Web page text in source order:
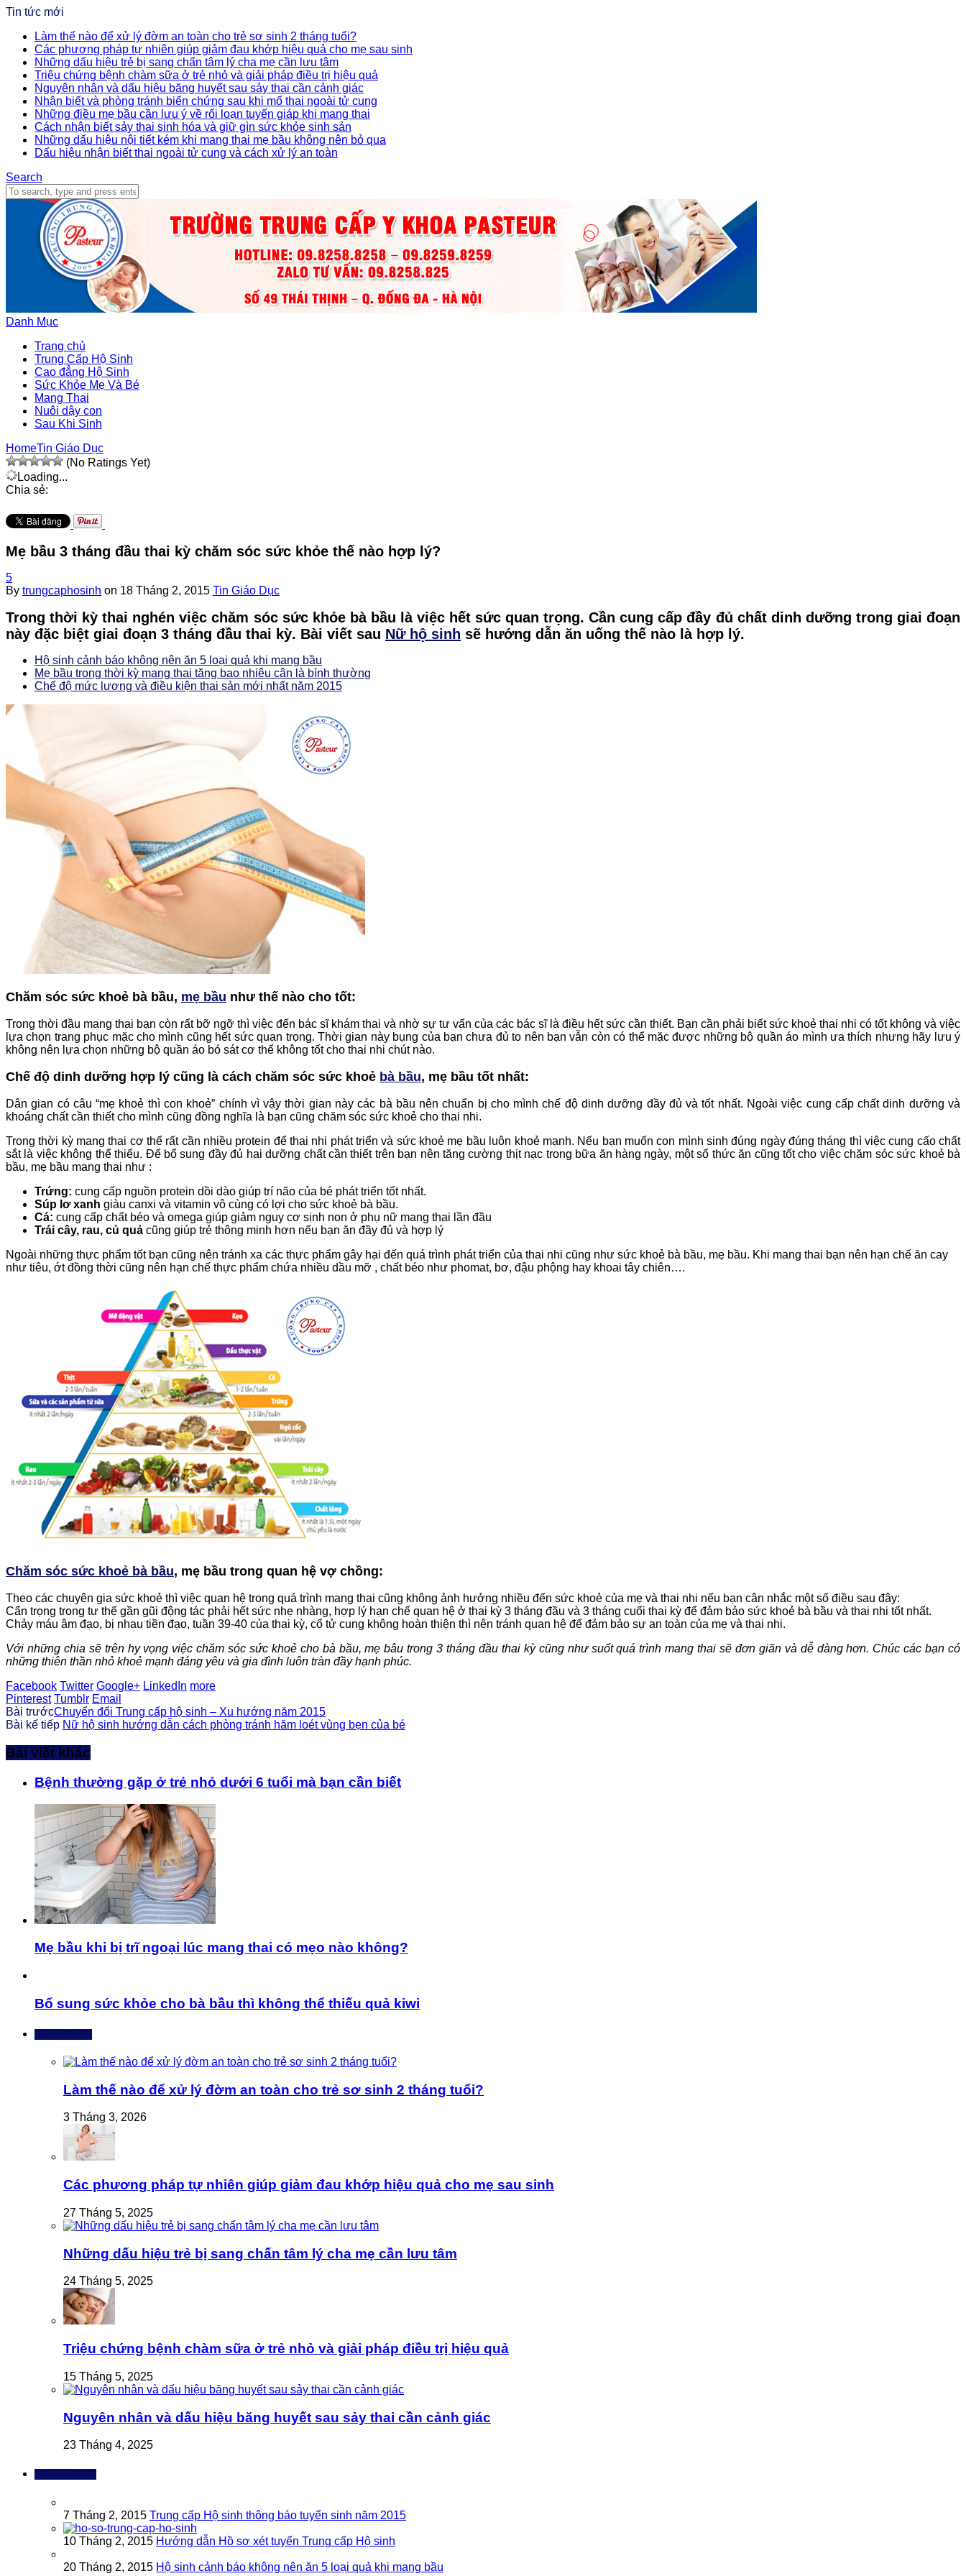
Tin tức mới
Làm thế nào để xử lý đờm an toàn cho trẻ sơ sinh 2 tháng tuổi?
Các phương pháp tự nhiên giúp giảm đau khớp hiệu quả cho mẹ sau sinh
Những dấu hiệu trẻ bị sang chấn tâm lý cha mẹ cần lưu tâm
Triệu chứng bệnh chàm sữa ở trẻ nhỏ và giải pháp điều trị hiệu quả
Nguyên nhân và dấu hiệu băng huyết sau sảy thai cần cảnh giác
Nhận biết và phòng tránh biến chứng sau khi mổ thai ngoài tử cung
Những điều mẹ bầu cần lưu ý về rối loạn tuyến giáp khi mang thai
Cách nhận biết sảy thai sinh hóa và giữ gìn sức khỏe sinh sản
Những dấu hiệu nội tiết kém khi mang thai mẹ bầu không nên bỏ qua
Dấu hiệu nhận biết thai ngoài tử cung và cách xử lý an toàn
Search
Danh Mục
Trang chủ
Trung Cấp Hộ Sinh
Cao đẳng Hộ Sinh
Sức Khỏe Mẹ Và Bé
Mang Thai
Nuôi dậy con
Sau Khi Sinh
HomeTin Giáo Dục
(No Ratings Yet)
Loading...
Chia sẻ:
Mẹ bầu 3 tháng đầu thai kỳ chăm sóc sức khỏe thế nào hợp lý?
5
By trungcaphosinh on 18 Tháng 2, 2015 Tin Giáo Dục
Trong thời kỳ thai nghén việc chăm sóc sức khỏe bà bầu là việc hết sức quan trọng. Cần cung cấp đầy đủ chất dinh dưỡng trong giai đoạn
này đặc biệt giai đoạn 3 tháng đầu thai kỳ. Bài viết sau Nữ hộ sinh sẽ hướng dẫn ăn uống thế nào là hợp lý.
Hộ sinh cảnh báo không nên ăn 5 loại quả khi mang bầu
Mẹ bầu trong thời kỳ mang thai tăng bao nhiêu cân là bình thường
Chế độ mức lương và điều kiện thai sản mới nhất năm 2015
Chăm sóc sức khoẻ bà bầu, mẹ bầu như thế nào cho tốt:
Trong thời đầu mang thai bạn còn rất bỡ ngỡ thì việc đến bác sĩ khám thai và nhờ sự tư vấn của các bác sĩ là điều hết sức cần thiết. Bạn cần phải biết sức khoẻ thai nhi có tốt không và việc
lựa chọn trang phục mặc cho mình cũng hết sức quan trọng. Thời gian này bụng của bạn chưa đủ to nên bạn vẫn còn có thể mặc được những bộ quần áo mình ưa thích nhưng hãy lưu ý
không nên lựa chọn những bộ quần áo bó sát cơ thể không tốt cho thai nhi chút nào.
Chế độ dinh dưỡng hợp lý cũng là cách chăm sóc sức khoẻ bà bầu, mẹ bầu tốt nhất:
Dân gian có câu “mẹ khoẻ thì con khoẻ” chính vì vậy thời gian này các bà bầu nên chuẩn bị cho mình chế độ dinh dưỡng đầy đủ và tốt nhất. Ngoài việc cung cấp chất dinh dưỡng và
khoáng chất cần thiết cho mình cũng đồng nghĩa là bạn cũng chăm sóc sức khoẻ cho thai nhi.
Trong thời kỳ mang thai cơ thể rất cần nhiều protein để thai nhi phát triển và sức khoẻ mẹ bầu luôn khoẻ mạnh. Nếu bạn muốn con mình sinh đúng ngày đúng tháng thì việc cung cấo chất
sắt là việc không thể thiếu. Để bổ sung đầy đủ hai dưỡng chất cần thiết trên bạn nên tăng cường thịt nạc trong bữa ăn hàng ngày, một số thức ăn cũng tốt cho việc chăm sóc sức khoẻ bà
bầu, mẹ bầu mang thai như :
Trứng: cung cấp nguồn protein dồi dào giúp trí não của bé phát triển tốt nhất.
Súp lơ xanh giàu canxi và vitamin vô cùng có lợi cho sức khoẻ bà bầu.
Cá: cung cấp chất béo và omega giúp giảm nguy cơ sinh non ở phụ nữ mang thai lần đầu
Trái cây, rau, củ quả cũng giúp trẻ thông minh hơn nếu bạn ăn đầy đủ và hợp lý
Ngoài những thực phẩm tốt bạn cũng nên tránh xa các thực phẩm gây hại đến quá trình phát triển của thai nhi cũng như sức khoẻ bà bầu, mẹ bầu. Khi mang thai bạn nên hạn chế ăn cay
như tiêu, ớt đồng thời cũng nên hạn chế thực phẩm chứa nhiều dầu mỡ , chất béo như phomat, bơ, đậu phộng hay khoai tây chiên….
Chăm sóc sức khoẻ bà bầu, mẹ bầu trong quan hệ vợ chồng:
Theo các chuyên gia sức khoẻ thì việc quan hệ trong quá trình mang thai cũng không ảnh hưởng nhiều đến sức khoẻ của mẹ và thai nhi nếu bạn cân nhắc một số điều sau đây:
Cẩn trọng trong tư thế gần gũi động tác phải hết sức nhẹ nhàng, hợp lý hạn chế quan hệ ở thai kỳ 3 tháng đầu và 3 tháng cuối thai kỳ để đảm bảo sức khoẻ bà bầu và thai nhi tốt nhất.
Chảy máu âm đạo, bị nhau tiền đạo, tuần 39-40 của thai kỳ, cổ tử cung không hoàn thiện thì nên tránh quan hệ để đảm bảo sự an toàn của mẹ và thai nhi.
Với những chia sẽ trên hy vọng việc chăm sóc sức khoẻ cho bà bầu, mẹ bâu trong 3 tháng đầu thai kỳ cũng như suốt quá trình mang thai sẽ đơn giãn và dễ dàng hơn. Chúc các bạn có
những thiên thần nhỏ khoẻ mạnh đáng yêu và gia đình luôn tràn đầy hạnh phúc.
Facebook Twitter Google+ LinkedIn more
Pinterest Tumblr Email
Bài trướcChuyển đổi Trung cấp hộ sinh – Xu hướng năm 2015
Bài kế tiếp Nữ hộ sinh hướng dẫn cách phòng tránh hăm loét vùng bẹn của bé
Bài viết khác
Bệnh thường gặp ở trẻ nhỏ dưới 6 tuổi mà bạn cần biết
Mẹ bầu khi bị trĩ ngoại lúc mang thai có mẹo nào không?
Bổ sung sức khỏe cho bà bầu thì không thể thiếu quả kiwi
Làm thế nào để xử lý đờm an toàn cho trẻ sơ sinh 2 tháng tuổi?
3 Tháng 3, 2026
Các phương pháp tự nhiên giúp giảm đau khớp hiệu quả cho mẹ sau sinh
27 Tháng 5, 2025
Những dấu hiệu trẻ bị sang chấn tâm lý cha mẹ cần lưu tâm
24 Tháng 5, 2025
Triệu chứng bệnh chàm sữa ở trẻ nhỏ và giải pháp điều trị hiệu quả
15 Tháng 5, 2025
Nguyên nhân và dấu hiệu băng huyết sau sảy thai cần cảnh giác
23 Tháng 4, 2025
7 Tháng 2, 2015 Trung cấp Hộ sinh thông báo tuyển sinh năm 2015
10 Tháng 2, 2015 Hướng dẫn Hồ sơ xét tuyển Trung cấp Hộ sinh
20 Tháng 2, 2015 Hộ sinh cảnh báo không nên ăn 5 loại quả khi mang bầu